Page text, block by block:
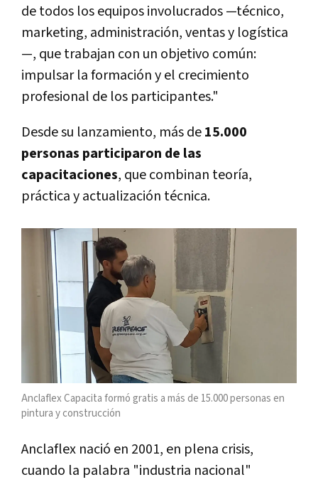
de todos los equipos involucrados —técnico,
marketing, administración, ventas y logística
—, que trabajan con un objetivo común:
impulsar la formación y el crecimiento
profesional de los participantes."
Desde su lanzamiento, más de15.000
personas participaron de las
capacitaciones, que combinan teoría,
práctica y actualización técnica.
Anclaflex Capacita formó gratis a más de 15.000 personas en
pintura y construcción
Anclaflex nació en 2001, en plena crisis,
cuando la palabra "industria nacional"